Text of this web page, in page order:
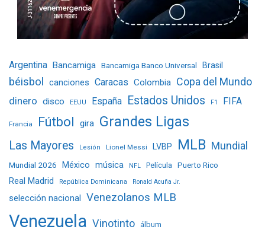
Argentina Bancamiga Bancamiga Banco Universal Brasil
béisbol canciones Caracas Colombia Copa del Mundo
dinero disco EEUU España Estados Unidos F1 FIFA
Francia Fútbol gira Grandes Ligas
Las Mayores Lesión Lionel Messi LVBP MLB Mundial
Mundial 2026 México música NFL Película Puerto Rico
Real Madrid República Dominicana Ronald Acuña Jr.
selección nacional Venezolanos MLB
Venezuela Vinotinto álbum